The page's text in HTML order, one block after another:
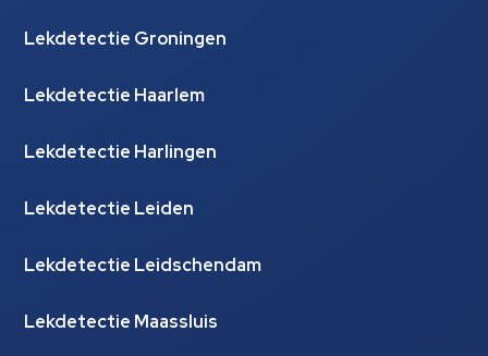
Lekdetectie Groningen
Lekdetectie Haarlem
Lekdetectie Harlingen
Lekdetectie Leiden
Lekdetectie Leidschendam
Lekdetectie Maassluis